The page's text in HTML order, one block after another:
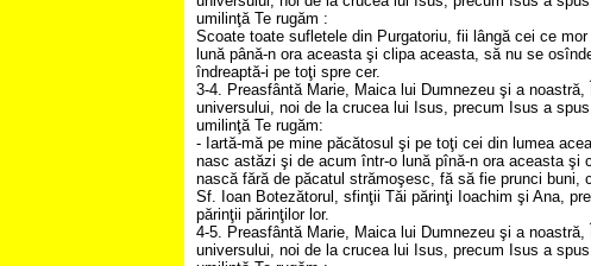
umilinţă Te rugăm :
Scoate toate sufletele din Purgatoriu, fii lângă cei ce
lună până-n ora aceasta şi clipa aceasta, să nu se
îndreaptă-i pe toţi spre cer.
3-4. Preasfântă Marie, Maica lui Dumnezeu şi a
universului, noi de la crucea lui Isus, precum Isus a
umilinţă Te rugăm:
- Iartă-mă pe mine păcătosul şi pe toţi cei din lumea
nasc astăzi şi de acum într-o lună pînă-n ora aceasta şi
nască fără de păcatul strămoşesc, fă să fie prunci buni,
Sf. Ioan Botezătorul, sfinţii Tăi părinţi Ioachim şi Ana,
părinţii părinţilor lor.
4-5. Preasfântă Marie, Maica lui Dumnezeu şi a
universului, noi de la crucea lui Isus, precum Isus a